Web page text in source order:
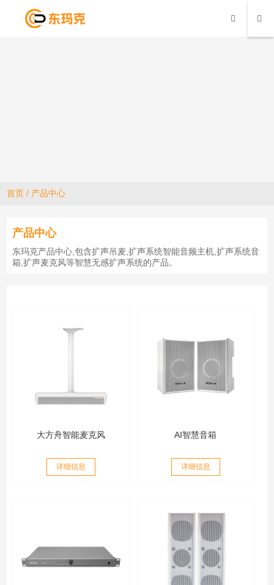
首页 / 产品中心
产品中心
东玛克产品中心,包含扩声吊麦,扩声系统智能音频主机,扩声系统音
箱,扩声麦克风等智慧无感扩声系统的产品。
大方舟智能麦克风
详细信息
AI智慧音箱
详细信息